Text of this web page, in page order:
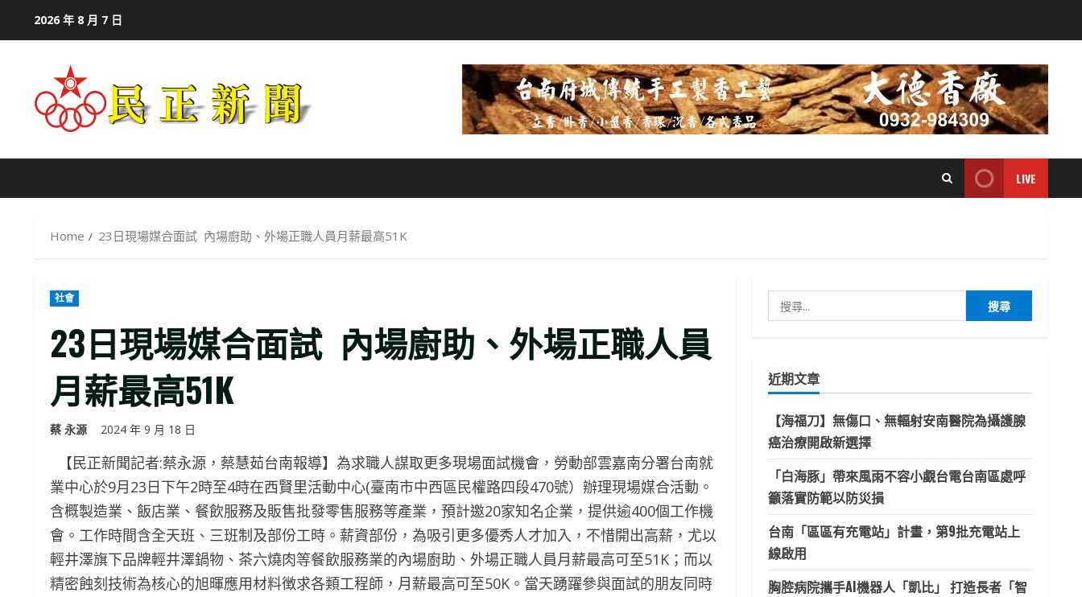
2026 年 8 月 7 日
LIVE
Home 23日現場媒合面試 內場廚助、外場正職人員月薪最高51K
社會
23日現場媒合面試 內場廚助、外場正職人員
月薪最高51K
蔡 永源 2024 年 9 月 18 日
【民正新聞記者:蔡永源，蔡慧茹台南報導】為求職人謀取更多現場面試機會，勞動部雲嘉南分署台南就
業中心於9月23日下午2時至4時在西賢里活動中心(臺南市中西區民權路四段470號）辦理現場媒合活動。
含概製造業、飯店業、餐飲服務及販售批發零售服務等產業，預計邀20家知名企業，提供逾400個工作機
會。工作時間含全天班、三班制及部份工時。薪資部份，為吸引更多優秀人才加入，不惜開出高薪，尤以
輕井澤旗下品牌輕井澤鍋物、茶六燒肉等餐飲服務業的內場廚助、外場正職人員月薪最高可至51K；而以
精密蝕刻技術為核心的旭暉應用材料徴求各類工程師，月薪最高可至50K。當天踴躍參與面試的朋友同時
尋
字:
近期文章
【海福刀】無傷口、無輻射安南醫院為攝護腺
癌治療開啟新選擇
「白海豚」帶來風雨不容小覷台電台南區處呼
籲落實防範以防災損
台南「區區有充電站」計畫，第9批充電站上
線啟用
胸腔病院攜手AI機器人「凱比」 打造長者「智